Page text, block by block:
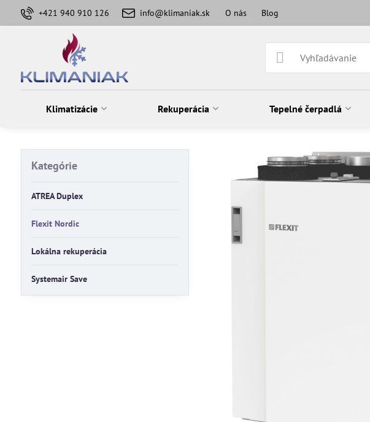
+421 940 910 126 info@klimaniak.sk O nás Blog
Klimatizácie Rekuperácia Tepelné čerpadlá
Kategórie
ATREA Duplex
Flexit Nordic
Lokálna rekuperácia
Systemair Save